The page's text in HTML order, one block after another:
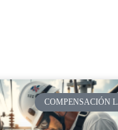
COMPENSACIÓN